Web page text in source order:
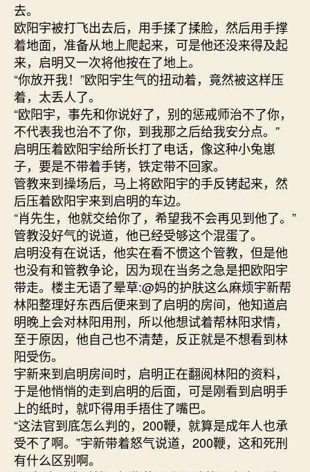
去。
欧阳宇被打飞出去后，用手揉了揉脸，然后用手撑
着地面，准备从地上爬起来，可是他还没来得及起
来，启明又一次将他按在了地上。
“你放开我！”欧阳宇生气的扭动着，竟然被这样压
着，太丢人了。
“欧阳宇，事先和你说好了，别的惩戒师治不了你，
不代表我也治不了你，到我那之后给我安分点。”
启明压着欧阳宇给所长打了电话，像这种小兔崽
子，要是不带着手铐，铁定带不回家。
管教来到操场后，马上将欧阳宇的手反铐起来，然
后压着欧阳宇来到启明的车边。
“肖先生，他就交给你了，希望我不会再见到他了。”
管教没好气的说道，他已经受够这个混蛋了。
启明没有在说话，他实在看不惯这个管教，但是他
也没有和管教争论，因为现在当务之急是把欧阳宇
带走。楼主无语了晕草:@妈的护肤这么麻烦宇新帮
林阳整理好东西后便来到了启明的房间，他知道启
明晚上会对林阳用刑，所以他想试着帮林阳求情，
至于原因，他自己也不清楚，反正就是不想看到林
阳受伤。
宇新来到启明房间时，启明正在翻阅林阳的资料，
于是他悄悄的走到启明的后面，可是刚看到启明手
上的纸时，就吓得用手捂住了嘴巴。
“这法官到底怎么判的，200鞭，就算是成年人也承
受不了啊。”宇新带着怒气说道，200鞭，这和死刑
有什么区别啊。